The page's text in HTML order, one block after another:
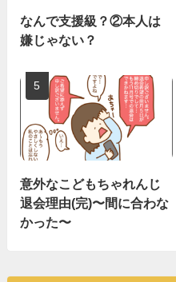
なんで支援級？②本人は
嫌じゃない？
意外なこどもちゃれんじ
退会理由(完)〜間に合わな
かった〜